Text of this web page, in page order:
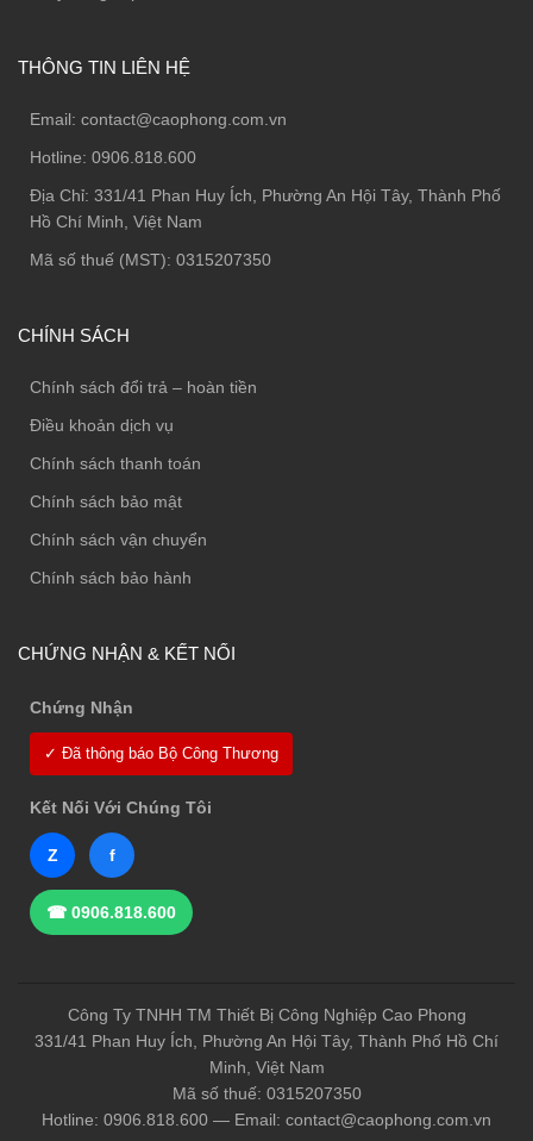
THÔNG TIN LIÊN HỆ
Email: contact@caophong.com.vn
Hotline: 0906.818.600
Địa Chỉ: 331/41 Phan Huy Ích, Phường An Hội Tây, Thành Phố
Hồ Chí Minh, Việt Nam
Mã số thuế (MST): 0315207350
CHÍNH SÁCH
Chính sách đổi trả – hoàn tiền
Điều khoản dịch vụ
Chính sách thanh toán
Chính sách bảo mật
Chính sách vận chuyển
Chính sách bảo hành
CHỨNG NHẬN & KẾT NỐI
Chứng Nhận
✓ Đã thông báo Bộ Công Thương
Kết Nối Với Chúng Tôi
Z f
☎ 0906.818.600
Công Ty TNHH TM Thiết Bị Công Nghiệp Cao Phong
331/41 Phan Huy Ích, Phường An Hội Tây, Thành Phố Hồ Chí
Minh, Việt Nam
Mã số thuế: 0315207350
Hotline: 0906.818.600 — Email: contact@caophong.com.vn